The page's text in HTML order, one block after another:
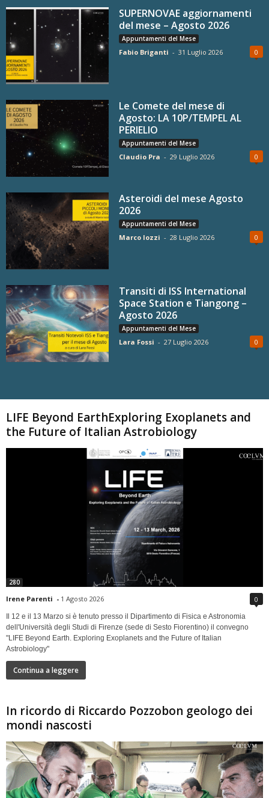
SUPERNOVAE aggiornamenti
del mese – Agosto 2026
Appuntamenti del Mese
Fabio Briganti - 31 Luglio 2026 0
Le Comete del mese di
Agosto: LA 10P/TEMPEL AL
PERIELIO
Appuntamenti del Mese
Claudio Pra - 29 Luglio 2026 0
Asteroidi del mese Agosto
2026
Appuntamenti del Mese
Marco Iozzi - 28 Luglio 2026 0
Transiti di ISS International
Space Station e Tiangong –
Agosto 2026
Appuntamenti del Mese
Lara Fossi - 27 Luglio 2026 0
LIFE Beyond EarthExploring Exoplanets and
the Future of Italian Astrobiology
280
Irene Parenti - 1 Agosto 2026 0
Il 12 e il 13 Marzo si è tenuto presso il Dipartimento di Fisica e Astronomia
dell'Università degli Studi di Firenze (sede di Sesto Fiorentino) il convegno
"LIFE Beyond Earth. Exploring Exoplanets and the Future of Italian
Astrobiology"
Continua a leggere
In ricordo di Riccardo Pozzobon geologo dei
mondi nascosti